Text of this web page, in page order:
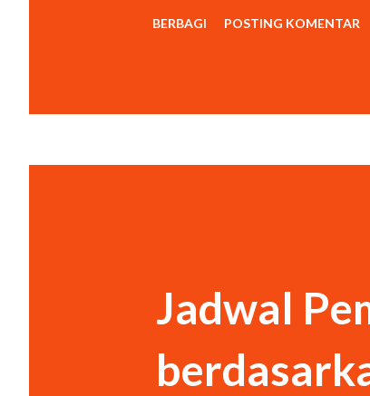
BERBAGI POSTING KOMENTAR
Jadwal